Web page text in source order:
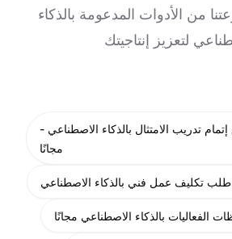
من الأدوات المدعومة بالذكاء
لتعزيز إنتاجيتك
إتمام تدريب الامتثال بالذكاء الاصطناعي -
مجانًا
طلب تكليف عمل فني بالذكاء الاصطناعي
الفعاليات بالذكاء الاصطناعي مجانًا